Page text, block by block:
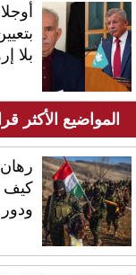
بلا
المواضيع الأكثر
كيف